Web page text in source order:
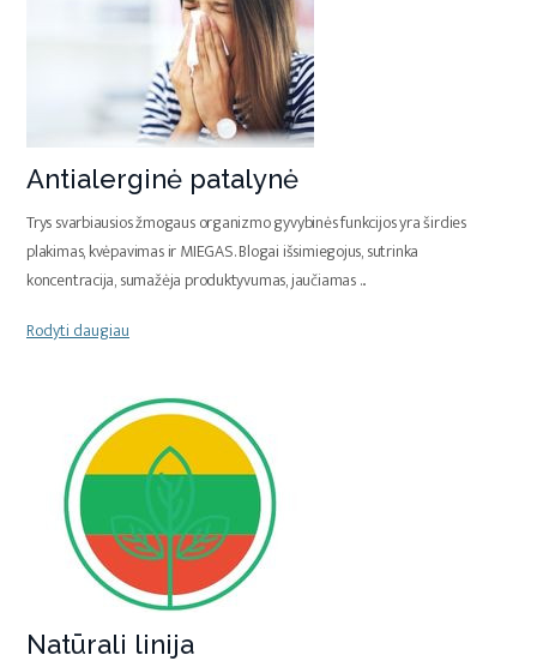
Antialerginė patalynė
Trys svarbiausios žmogaus organizmo gyvybinės funkcijos yra širdies
plakimas, kvėpavimas ir MIEGAS. Blogai išsimiegojus, sutrinka
koncentracija, sumažėja produktyvumas, jaučiamas...
Rodyti daugiau
Natūrali linija